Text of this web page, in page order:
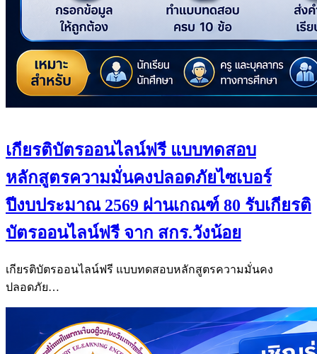
เกียรติบัตรออนไลน์ฟรี แบบทดสอบ
หลักสูตรความมั่นคงปลอดภัยไซเบอร์
ปีงบประมาณ 2569 ผ่านเกณฑ์ 80 รับเกียรติ
บัตรออนไลน์ฟรี จาก สกร.วังน้อย
เกียรติบัตรออนไลน์ฟรี แบบทดสอบหลักสูตรความมั่นคง
ปลอดภัย…